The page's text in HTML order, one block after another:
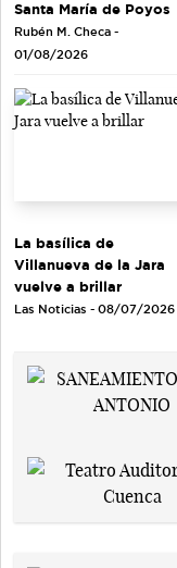
Santa María de Poyos
Rubén M. Checa -
01/08/2026
La basílica de
Villanueva de la Jara
vuelve a brillar
Las Noticias - 08/07/2026